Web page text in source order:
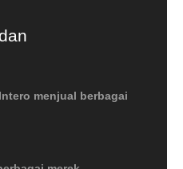
menjual berbagai